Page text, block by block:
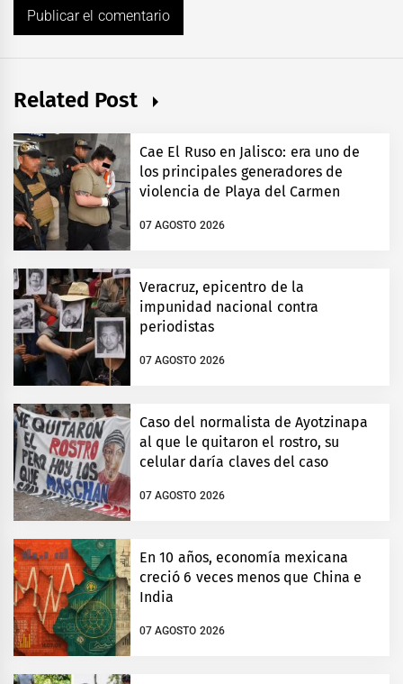
Related Post
Cae El Ruso en Jalisco: era uno de
los principales generadores de
violencia de Playa del Carmen
07 AGOSTO 2026
Veracruz, epicentro de la
impunidad nacional contra
periodistas
07 AGOSTO 2026
Caso del normalista de Ayotzinapa
al que le quitaron el rostro, su
celular daría claves del caso
07 AGOSTO 2026
En 10 años, economía mexicana
creció 6 veces menos que China e
India
07 AGOSTO 2026